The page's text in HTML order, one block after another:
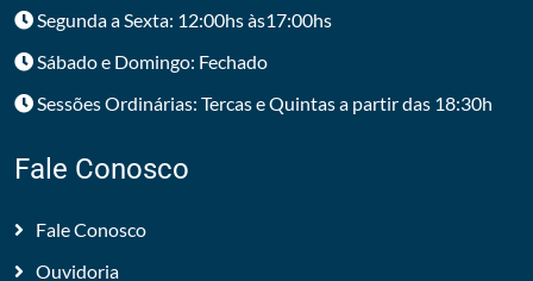
Segunda a Sexta: 12:00hs às17:00hs
Sábado e Domingo: Fechado
Sessões Ordinárias: Tercas e Quintas a partir das 18:30h
Fale Conosco
Fale Conosco
Ouvidoria